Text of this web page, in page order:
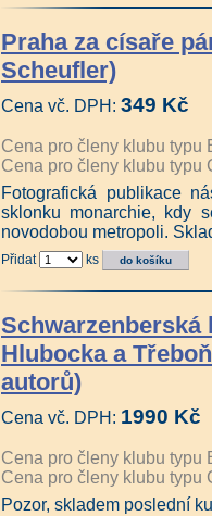
Praha za císaře
Scheufler)
Cena vč. DPH: 349 Kč
Cena pro členy klubu typu
Cena pro členy klubu typu
Fotografická publikace
sklonku monarchie, kdy
novodobou metropoli.
Přidat ks
Schwarzenberská
Hlubocka a
autorů)
Cena vč. DPH: 1990 Kč
Cena pro členy klubu typu
Cena pro členy klubu typu
Pozor, skladem poslední